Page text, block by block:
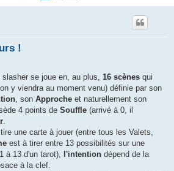
!
se joue en, au plus, 16 scènes qui
y viendra au moment venu) définie par son
, son Approche et naturellement son
4 points de Souffle (arrivé à 0, il
.
une carte à jouer (entre tous les Valets,
est à tirer entre 13 possibilités sur une
à 13 d'un tarot), l'intention dépend de la
à la clef.